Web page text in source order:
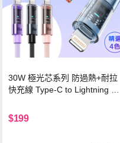
30W 極光芯系列 防過熱+耐拉
快充線 Type-C to Lightning 傳
$199